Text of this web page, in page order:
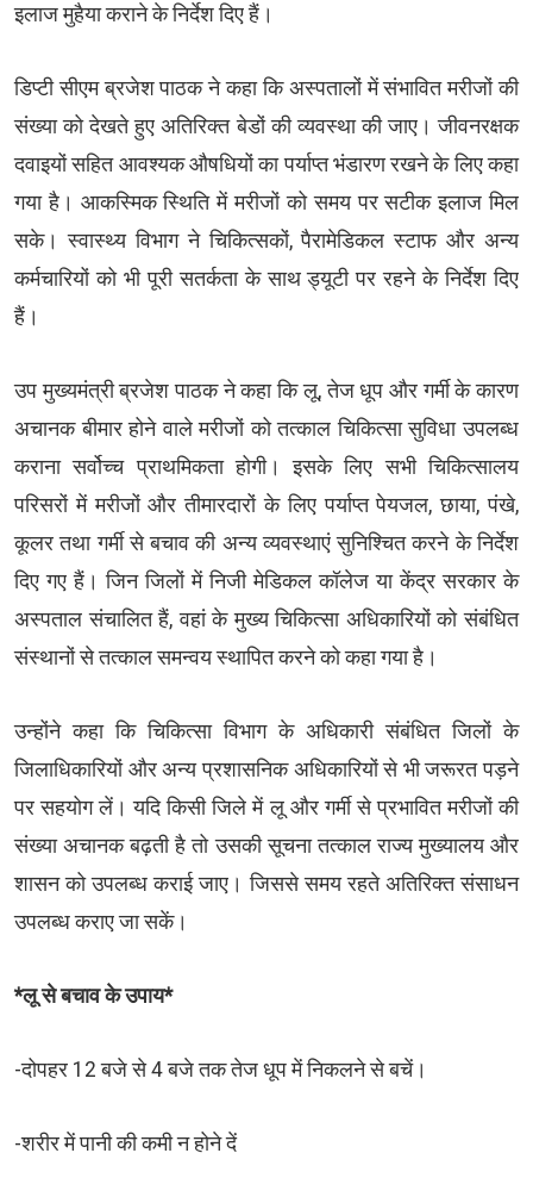
इलाज मुहैया कराने के निर्देश दिए हैं।
डिप्टी सीएम ब्रजेश पाठक ने कहा कि अस्पतालों में संभावित मरीजों की
संख्या को देखते हुए अतिरिक्त बेडों की व्यवस्था की जाए। जीवनरक्षक
दवाइयों सहित आवश्यक औषधियों का पर्याप्त भंडारण रखने के लिए कहा
गया है। आकस्मिक स्थिति में मरीजों को समय पर सटीक इलाज मिल
सके। स्वास्थ्य विभाग ने चिकित्सकों, पैरामेडिकल स्टाफ और अन्य
कर्मचारियों को भी पूरी सतर्कता के साथ ड्यूटी पर रहने के निर्देश दिए
हैं।
उप मुख्यमंत्री ब्रजेश पाठक ने कहा कि लू, तेज धूप और गर्मी के कारण
अचानक बीमार होने वाले मरीजों को तत्काल चिकित्सा सुविधा उपलब्ध
कराना सर्वोच्च प्राथमिकता होगी। इसके लिए सभी चिकित्सालय
परिसरों में मरीजों और तीमारदारों के लिए पर्याप्त पेयजल, छाया, पंखे,
कूलर तथा गर्मी से बचाव की अन्य व्यवस्थाएं सुनिश्चित करने के निर्देश
दिए गए हैं। जिन जिलों में निजी मेडिकल कॉलेज या केंद्र सरकार के
अस्पताल संचालित हैं, वहां के मुख्य चिकित्सा अधिकारियों को संबंधित
संस्थानों से तत्काल समन्वय स्थापित करने को कहा गया है।
उन्होंने कहा कि चिकित्सा विभाग के अधिकारी संबंधित जिलों के
जिलाधिकारियों और अन्य प्रशासनिक अधिकारियों से भी जरूरत पड़ने
पर सहयोग लें। यदि किसी जिले में लू और गर्मी से प्रभावित मरीजों की
संख्या अचानक बढ़ती है तो उसकी सूचना तत्काल राज्य मुख्यालय और
शासन को उपलब्ध कराई जाए। जिससे समय रहते अतिरिक्त संसाधन
उपलब्ध कराए जा सकें।
*लू से बचाव के उपाय*
-दोपहर 12 बजे से 4 बजे तक तेज धूप में निकलने से बचें।
-शरीर में पानी की कमी न होने दें